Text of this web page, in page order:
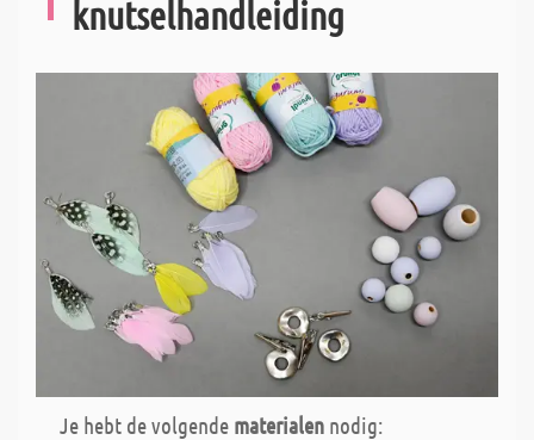
knutselhandleiding
Je hebt de volgende materialen nodig: